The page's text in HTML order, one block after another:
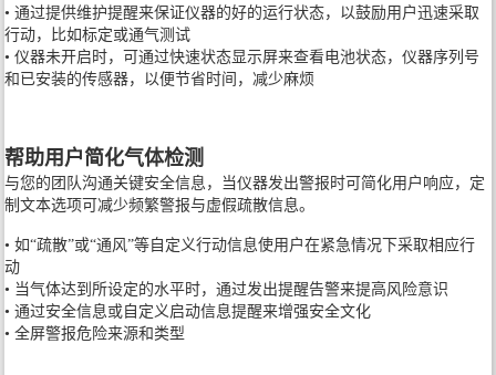
• 通过提供维护提醒来保证仪器的好的运行状态，以鼓励用户迅速采取
行动，比如标定或通气测试
• 仪器未开启时，可通过快速状态显示屏来查看电池状态，仪器序列号
和已安装的传感器，以便节省时间，减少麻烦
帮助用户简化气体检测
与您的团队沟通关键安全信息，当仪器发出警报时可简化用户响应，定
制文本选项可减少频繁警报与虚假疏散信息。
• 如“疏散”或“通风”等自定义行动信息使用户在紧急情况下采取相应行
动
• 当气体达到所设定的水平时，通过发出提醒告警来提高风险意识
• 通过安全信息或自定义启动信息提醒来增强安全文化
• 全屏警报危险来源和类型